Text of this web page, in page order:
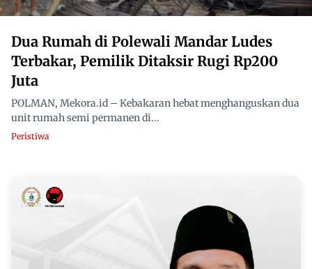
Dua Rumah di Polewali Mandar Ludes
Terbakar, Pemilik Ditaksir Rugi Rp200
Juta
POLMAN, Mekora.id – Kebakaran hebat menghanguskan dua
unit rumah semi permanen di...
Peristiwa